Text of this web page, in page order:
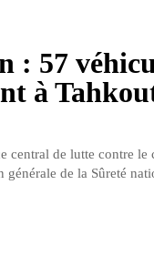
: 57
à
central de lutte contre le
générale de la Sûreté